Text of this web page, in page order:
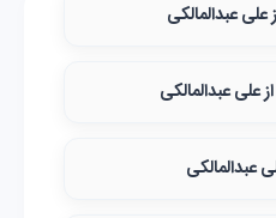
علی عبدالمالکی
عبدالمالکی
عبدالمالکی